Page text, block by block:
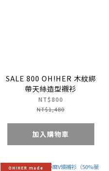
SALE 800 OH!HER 木紋綁
帶天絲造型襯衫
NT$800
NT$1,480
加入購物車
OH!HER made